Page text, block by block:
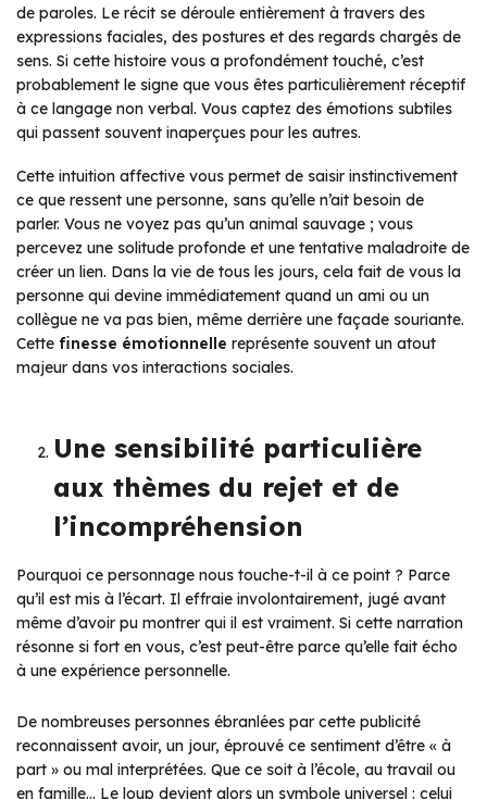
de paroles. Le récit se déroule entièrement à travers des
expressions faciales, des postures et des regards chargés de
sens. Si cette histoire vous a profondément touché, c’est
probablement le signe que vous êtes particulièrement réceptif
à ce langage non verbal. Vous captez des émotions subtiles
qui passent souvent inaperçues pour les autres.
Cette intuition affective vous permet de saisir instinctivement
ce que ressent une personne, sans qu’elle n’ait besoin de
parler. Vous ne voyez pas qu’un animal sauvage ; vous
percevez une solitude profonde et une tentative maladroite de
créer un lien. Dans la vie de tous les jours, cela fait de vous la
personne qui devine immédiatement quand un ami ou un
collègue ne va pas bien, même derrière une façade souriante.
Cette finesse émotionnelle représente souvent un atout
majeur dans vos interactions sociales.
Une sensibilité particulière
aux thèmes du rejet et de
l’incompréhension
Pourquoi ce personnage nous touche-t-il à ce point ? Parce
qu’il est mis à l’écart. Il effraie involontairement, jugé avant
même d’avoir pu montrer qui il est vraiment. Si cette narration
résonne si fort en vous, c’est peut-être parce qu’elle fait écho
à une expérience personnelle.
De nombreuses personnes ébranlées par cette publicité
reconnaissent avoir, un jour, éprouvé ce sentiment d’être « à
part » ou mal interprétées. Que ce soit à l’école, au travail ou
en famille… Le loup devient alors un symbole universel : celui